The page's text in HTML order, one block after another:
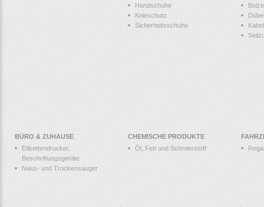
Handschuhe
Knieschutz
Sicherheitsschuhe
Dübel
BÜRO & ZUHAUSE
Etikettendrucker,
Beschriftungsgeräte
Nass- und Trockensauger
CHEMISCHE PRODUKTE
Öl, Fett und Schmierstoff